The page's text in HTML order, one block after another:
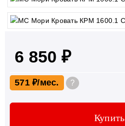
6 850 ₽
571 ₽ ?
Купить